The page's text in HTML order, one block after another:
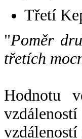
Třetí
"Poměr
třetích
Hodnotu
vzdáleností